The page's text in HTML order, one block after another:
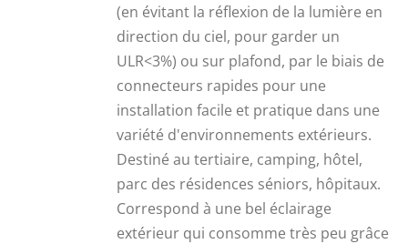
(en évitant la réflexion de la lumière en
direction du ciel, pour garder un
ULR<3%) ou sur plafond, par le biais de
connecteurs rapides pour une
installation facile et pratique dans une
variété d'environnements extérieurs.
Destiné au tertiaire, camping, hôtel,
parc des résidences séniors, hôpitaux.
Correspond à une bel éclairage
extérieur qui consomme très peu grâce